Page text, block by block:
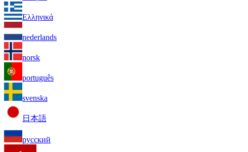
Ελληνικά
nederlands
norsk
português
svenska
日本語
русский